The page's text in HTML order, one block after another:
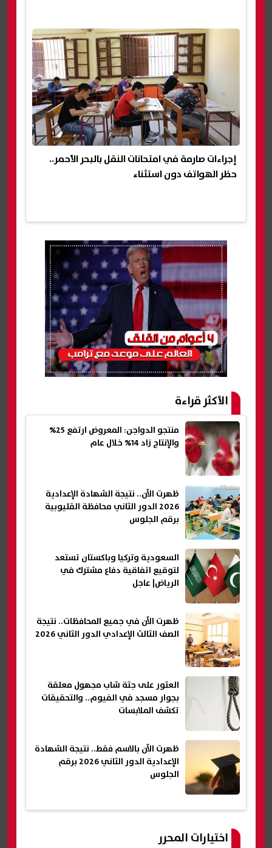
إجراءات صارمة في امتحانات النقل بالبحر الأحمر..
حظر الهواتف دون استثناء
الأكثر قراءة
منتجو الدواجن: المعروض ارتفع 25%
والإنتاج زاد 14% خلال عام
ظهرت الآن.. نتيجة الشهادة الإعدادية
2026 الدور الثاني محافظة القليوبية
برقم الجلوس
السعودية وتركيا وباكستان تستعد
لتوقيع اتفاقية دفاع مشترك في
الرياض| عاجل
ظهرت الآن في جميع المحافظات.. نتيجة
الصف الثالث الإعدادي الدور الثاني 2026
العثور على جثة شاب مجهول معلقة
بجوار مسجد في الفيوم.. والتحقيقات
تكشف الملابسات
ظهرت الآن بالاسم فقط.. نتيجة الشهادة
الإعدادية الدور الثاني 2026 برقم
الجلوس
اختيارات المحرر